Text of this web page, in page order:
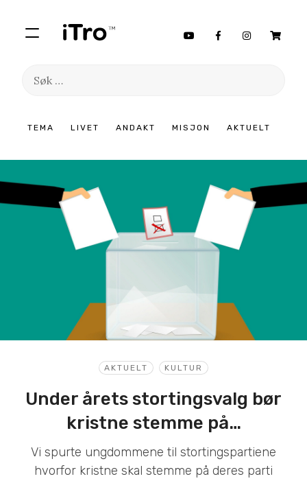
TEMA LIVET ANDAKT MISJON AKTUELT
Søk
innhold
AKTUELT KULTUR
Under årets stortingsvalg bør
kristne stemme på…
Vi spurte ungdommene til stortingspartiene
hvorfor kristne skal stemme på deres parti